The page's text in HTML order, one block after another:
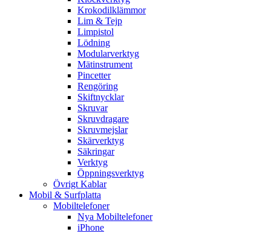
Krokodilklämmor
Lim & Tejp
Limpistol
Lödning
Modularverktyg
Mätinstrument
Pincetter
Rengöring
Skiftnycklar
Skruvar
Skruvdragare
Skruvmejslar
Skärverktyg
Säkringar
Verktyg
Öppningsverktyg
Övrigt Kablar
Mobil & Surfplatta
Mobiltelefoner
Nya Mobiltelefoner
iPhone